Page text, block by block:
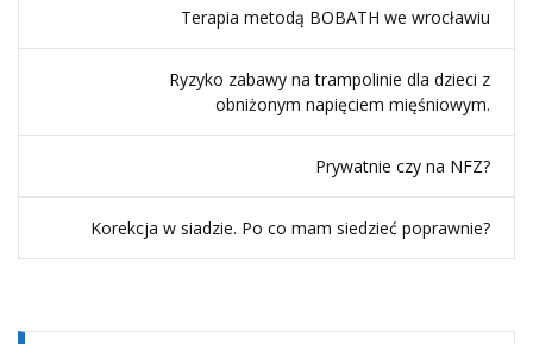
Terapia metodą BOBATH we wrocławiu
Ryzyko zabawy na trampolinie dla dzieci z
obniżonym napięciem mięśniowym.
Prywatnie czy na NFZ?
Korekcja w siadzie. Po co mam siedzieć poprawnie?